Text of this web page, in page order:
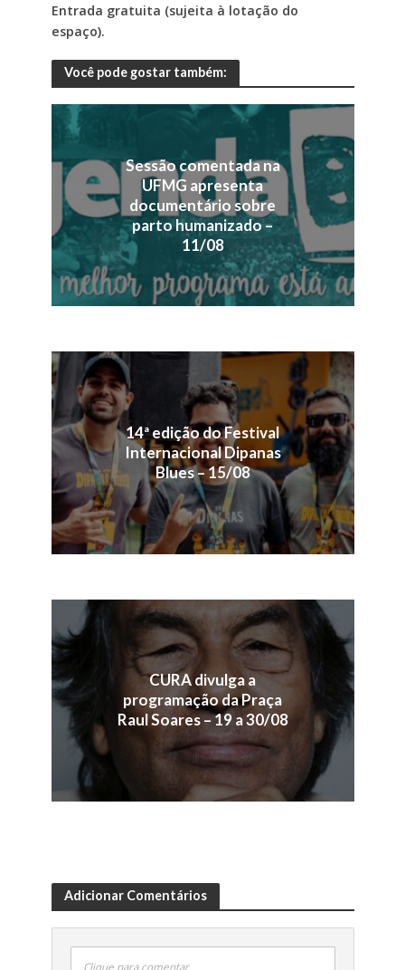
Entrada gratuita (sujeita à lotação do
espaço).
Você pode gostar também:
Sessão comentada na
UFMG apresenta
documentário sobre
parto humanizado –
11/08
14ª edição do Festival
Internacional Dipanas
Blues – 15/08
CURA divulga a
programação da Praça
Raul Soares – 19 a 30/08
Adicionar Comentários
Clique para comentar